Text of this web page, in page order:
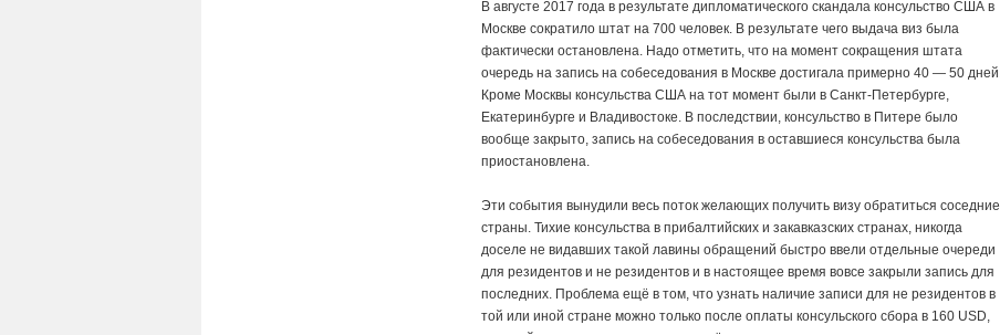
В августе 2017 года в результате дипломатического скандала консульство США в
Москве сократило штат на 700 человек. В результате чего выдача виз была
фактически остановлена. Надо отметить, что на момент сокращения штата
очередь на запись на собеседования в Москве достигала примерно 40 — 50 дней.
Кроме Москвы консульства США на тот момент были в Санкт-Петербурге,
Екатеринбурге и Владивостоке. В последствии, консульство в Питере было
вообще закрыто, запись на собеседования в оставшиеся консульства была
приостановлена.
Эти события вынудили весь поток желающих получить визу обратиться соседние
страны. Тихие консульства в прибалтийских и закавказских странах, никогда
доселе не видавших такой лавины обращений быстро ввели отдельные очереди
для резидентов и не резидентов и в настоящее время вовсе закрыли запись для
последних. Проблема ещё в том, что узнать наличие записи для не резидентов в
той или иной стране можно только после оплаты консульского сбора в 160 USD,